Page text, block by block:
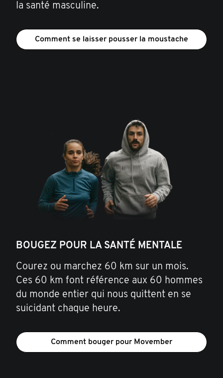
la santé masculine.
Comment se laisser pousser la moustache
BOUGEZ POUR LA SANTÉ MENTALE
Courez ou marchez 60 km sur un mois.
Ces 60 km font référence aux 60 hommes
du monde entier qui nous quittent en se
suicidant chaque heure.
Comment bouger pour Movember